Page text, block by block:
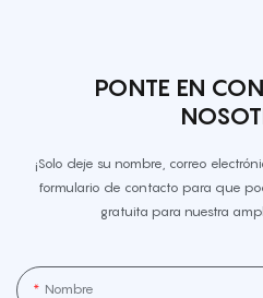
PONTE EN
¡Solo deje su nombre, correo
formulario de contacto para que
gratuita para nuestra
Nombre